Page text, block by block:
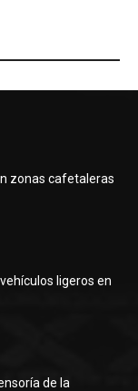
zonas cafetaleras
ligeros en
de la